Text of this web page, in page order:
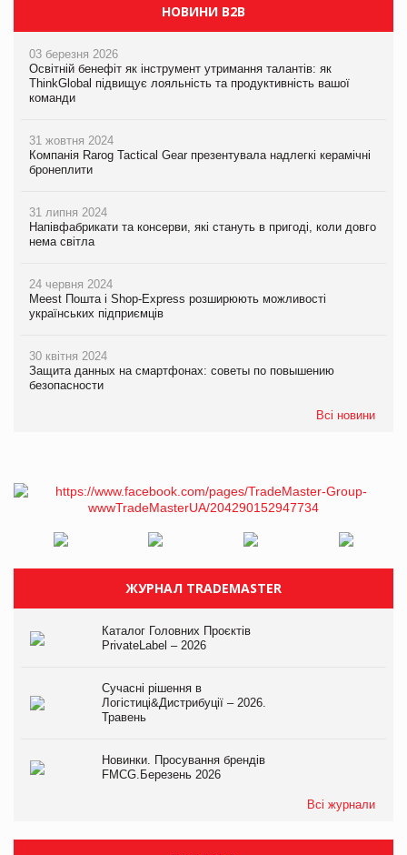
НОВИНИ B2B
03 березня 2026
Освітній бенефіт як інструмент утримання талантів: як
ThinkGlobal підвищує лояльність та продуктивність вашої
команди
31 жовтня 2024
Компанія Rarog Tactical Gear презентувала надлегкі керамічні
бронеплити
31 липня 2024
Напівфабрикати та консерви, які стануть в пригоді, коли довго
нема світла
24 червня 2024
Meest Пошта і Shop-Express розширюють можливості
українських підприємців
30 квітня 2024
Защита данных на смартфонах: советы по повышению
безопасности
Всі новини
ЖУРНАЛ TRADEMASTER
Каталог Головних Проєктів
PrivateLabel – 2026
Сучасні рішення в
Логістиці&Дистрибуції – 2026.
Травень
Новинки. Просування брендів
FMCG.Березень 2026
Всі журнали